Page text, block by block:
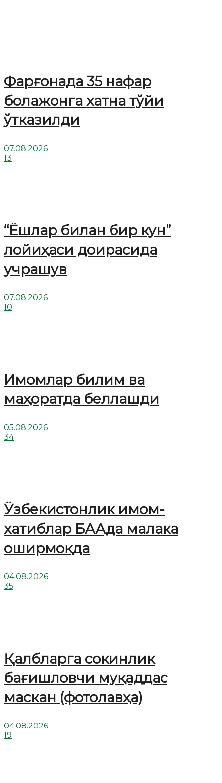
Фарғонада 35 нафар
болажонга хатна тўйи
ўтказилди
07.08.2026
13
“Ёшлар билан бир кун”
лойиҳаси доирасида
учрашув
07.08.2026
10
Имомлар билим ва
маҳоратда беллашди
05.08.2026
34
Ўзбекистонлик имом-
хатиблар БААда малака
оширмоқда
04.08.2026
35
Қалбларга сокинлик
бағишловчи муқаддас
маскан (фотолавҳа)
04.08.2026
19